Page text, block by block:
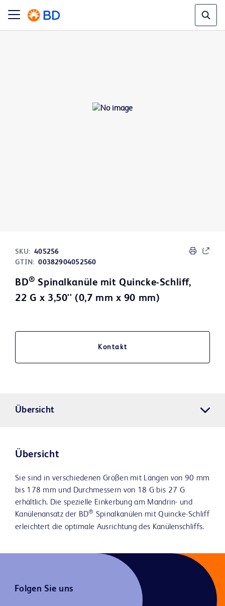
SKU: 405256
GTIN: 00382904052560
BD® Spinalkanüle mit Quincke-Schliff,
22 G x 3,50'' (0,7 mm x 90 mm)
Kontakt
Übersicht
Übersicht
Sie sind in verschiedenen Größen mit Längen von 90 mm
bis 178 mm und Durchmessern von 18 G bis 27 G
erhältlich. Die spezielle Einkerbung am Mandrin- und
Kanülenansatz der BD® Spinalkanülen mit Quincke-Schliff
erleichtert die optimale Ausrichtung des Kanülenschliffs.
Folgen Sie uns